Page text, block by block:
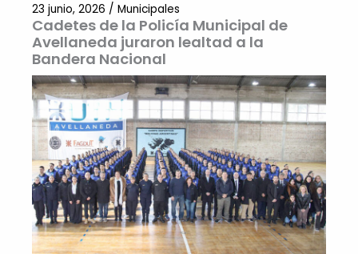
Cadetes de la Policía Municipal de
Avellaneda juraron lealtad a la
Bandera Nacional
23 junio, 2026 / Municipales